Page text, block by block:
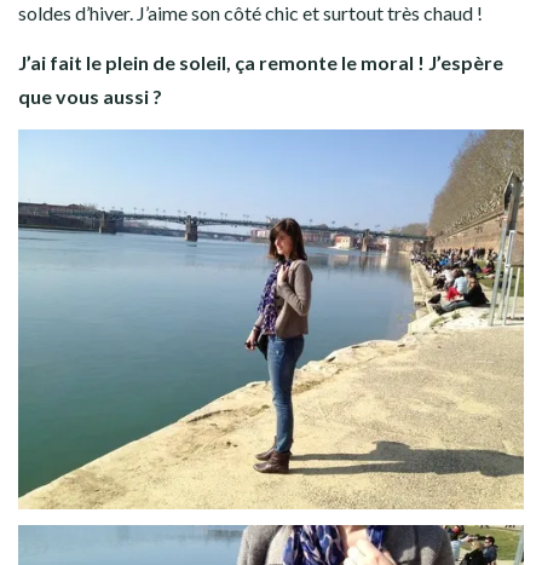
soldes d’hiver. J’aime son côté chic et surtout très chaud !
J’ai fait le plein de soleil, ça remonte le moral ! J’espère
que vous aussi ?